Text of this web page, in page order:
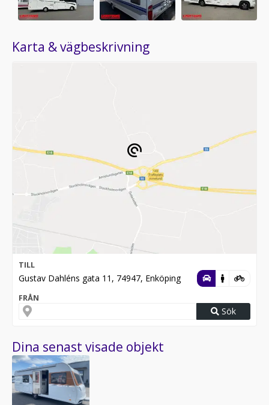
Karta & vägbeskrivning
TILL
Gustav Dahléns gata 11, 74947, Enköping
FRÅN
Sök
Dina senast visade objekt